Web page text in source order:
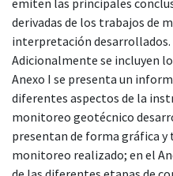
derivadas de los trabajos de
interpretación desarrollados.
Adicionalmente se incluyen
Anexo I se presenta un
diferentes aspectos de la
monitoreo geotécnico
presentan de forma gráfica
monitoreo realizado; en el